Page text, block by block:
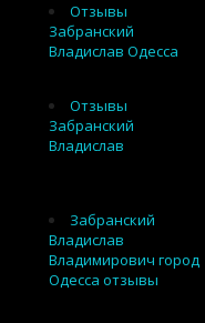
Отзывы
Забранский
Владислав Одесса
Отзывы
Забранский
Владислав
Забранский
Владислав
Владимирович город
Одесса отзывы